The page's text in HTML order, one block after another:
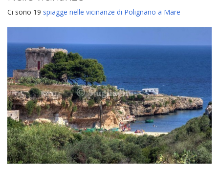
Ci sono 19 spiagge nelle vicinanze di Polignano a Mare